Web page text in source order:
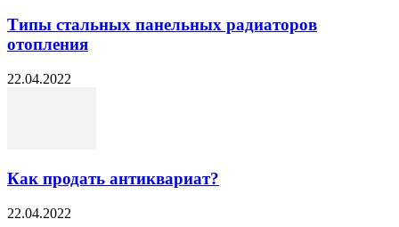
Типы стальных панельных радиаторов
отопления
22.04.2022
Как продать антиквариат?
22.04.2022